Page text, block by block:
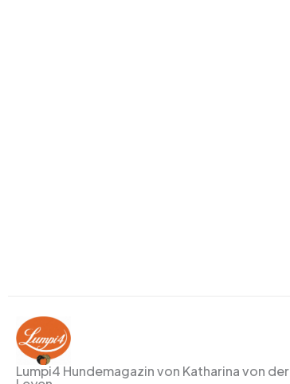
Lumpi4 Hundemagazin von Katharina von der